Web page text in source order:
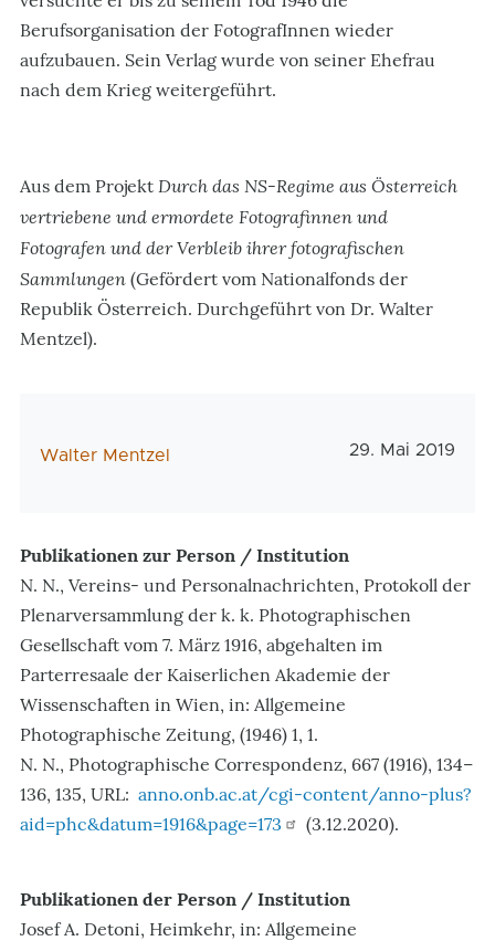
Berufsorganisation der FotografInnen wieder
aufzubauen. Sein Verlag wurde von seiner Ehefrau
nach dem Krieg weitergeführt.
Aus dem Projekt Durch das NS-Regime aus Österreich
vertriebene und ermordete Fotografinnen und
Fotografen und der Verbleib ihrer fotografischen
Sammlungen (Gefördert vom Nationalfonds der
Republik Österreich. Durchgeführt von Dr. Walter
Mentzel).
AutorIn
Walter Mentzel 29. Mai 2019
Publikationen zur Person / Institution
N. N., Vereins- und Personalnachrichten, Protokoll der
Plenarversammlung der k. k. Photographischen
Gesellschaft vom 7. März 1916, abgehalten im
Parterresaale der Kaiserlichen Akademie der
Wissenschaften in Wien, in: Allgemeine
Photographische Zeitung, (1946) 1, 1.
N. N., Photographische Correspondenz, 667 (1916), 134–
136, 135, URL: anno.onb.ac.at/cgi-content/anno-plus?
aid=phc&datum=1916&page=173
(3.12.2020).
Publikationen der Person / Institution
Josef A. Detoni, Heimkehr, in: Allgemeine